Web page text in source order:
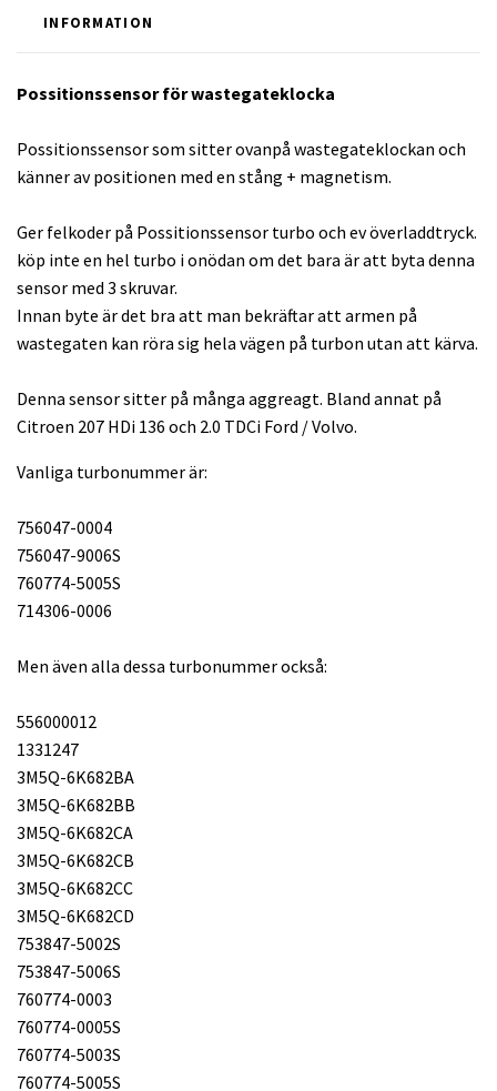
INFORMATION
Possitionssensor för wastegateklocka
Possitionssensor som sitter ovanpå wastegateklockan och
känner av positionen med en stång + magnetism.
Ger felkoder på Possitionssensor turbo och ev överladdtryck.
köp inte en hel turbo i onödan om det bara är att byta denna
sensor med 3 skruvar.
Innan byte är det bra att man bekräftar att armen på
wastegaten kan röra sig hela vägen på turbon utan att kärva.
Denna sensor sitter på många aggreagt. Bland annat på
Citroen 207 HDi 136 och 2.0 TDCi Ford / Volvo.
Vanliga turbonummer är:
756047-0004
756047-9006S
760774-5005S
714306-0006
Men även alla dessa turbonummer också:
556000012
1331247
3M5Q-6K682BA
3M5Q-6K682BB
3M5Q-6K682CA
3M5Q-6K682CB
3M5Q-6K682CC
3M5Q-6K682CD
753847-5002S
753847-5006S
760774-0003
760774-0005S
760774-5003S
760774-5005S